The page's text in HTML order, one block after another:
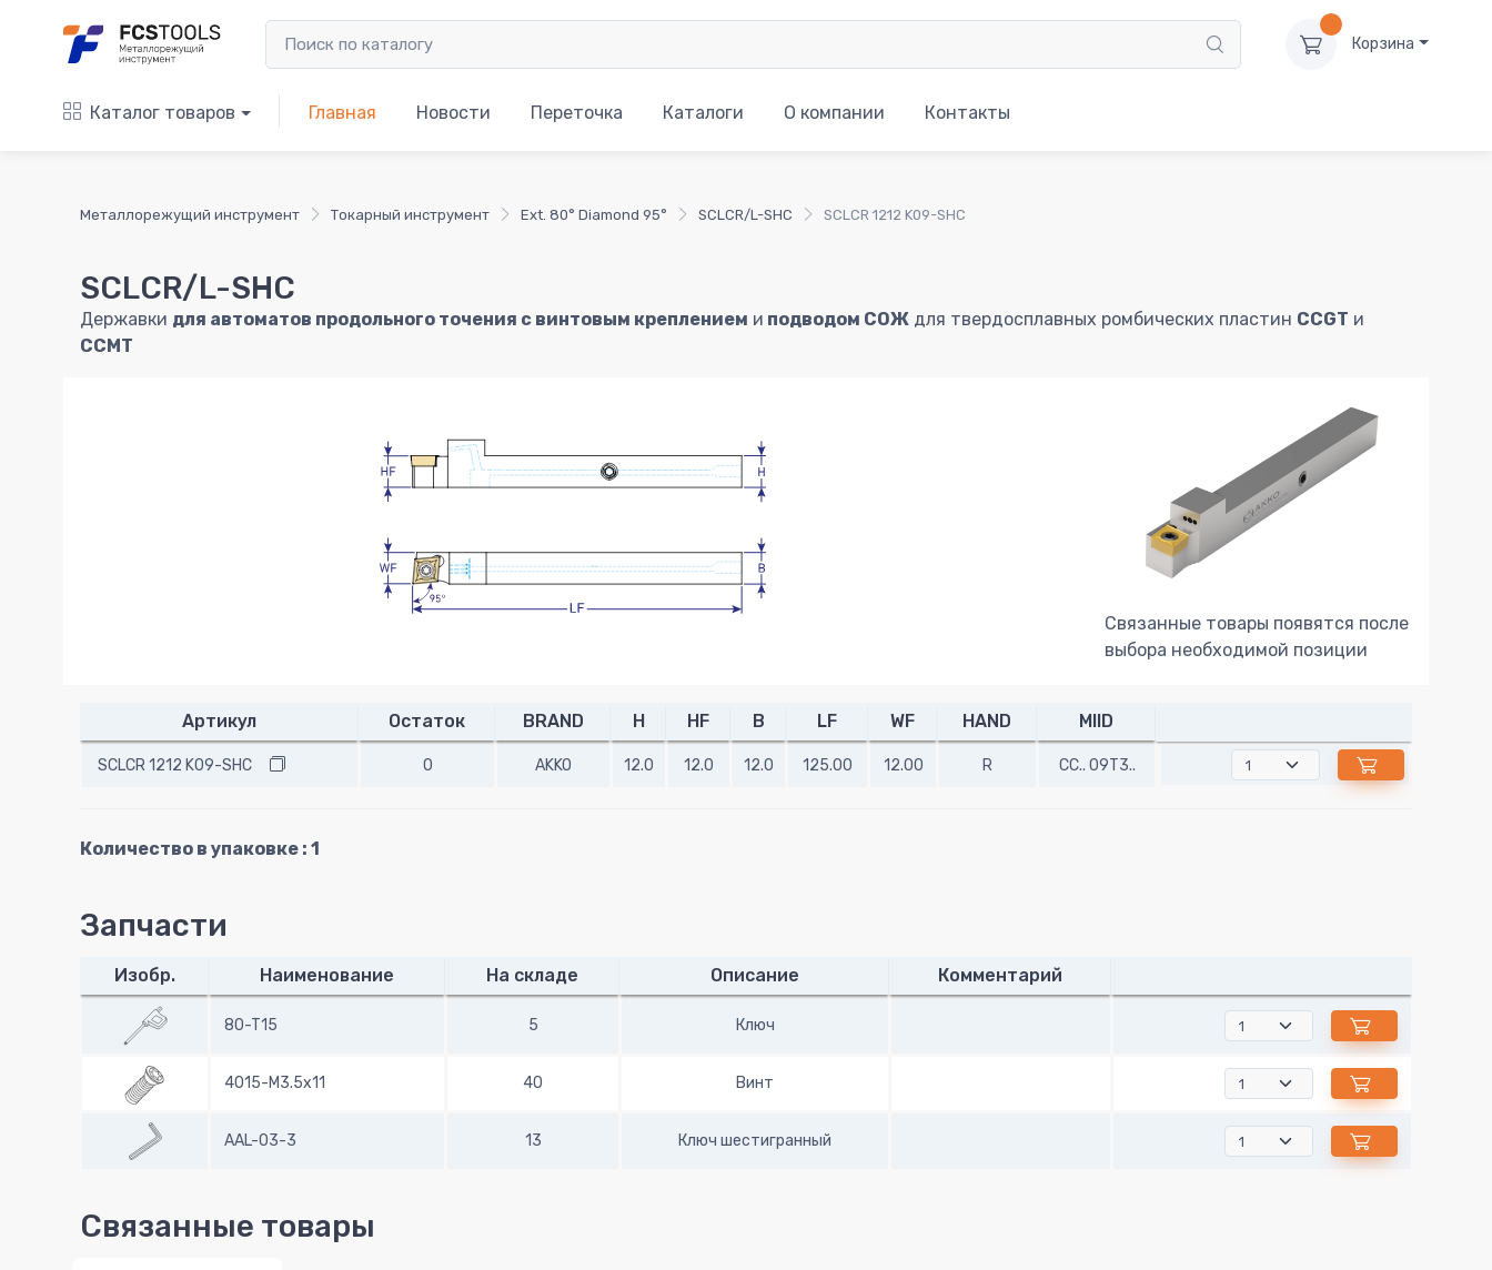
Корзина
Каталог товаров Главная Новости Переточка Каталоги О компании Контакты
Металлорежущий инструмент Токарный инструмент Ext. 80° Diamond 95° SCLCR/L-SHC SCLCR 1212 K09-SHC
SCLCR/L-SHC
Державки для автоматов продольного точения с винтовым креплением и подводом СОЖ для твердосплавных ромбических пластин CCGT и
CCMT
Связанные товары появятся после
выбора необходимой позиции
Артикул Остаток BRAND H HF B LF WF HAND MIID
SCLCR 1212 K09-SHC 0 AKKO 12.0 12.0 12.0 125.00 12.00 R CC.. 09T3..
Количество в упаковке : 1
Запчасти
Изобр. Наименование На складе Описание Комментарий
80-T15 5 Ключ
4015-M3.5x11 40 Винт
AAL-03-3 13 Ключ шестигранный
Связанные товары